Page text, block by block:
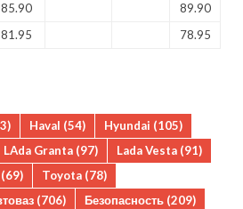
85.90
89.90
81.95 78.95
Haval (54) Hyundai (105)
LAda Granta (97) Lada Vesta (91)
(69) Toyota (78)
(706) Безопасность (209)